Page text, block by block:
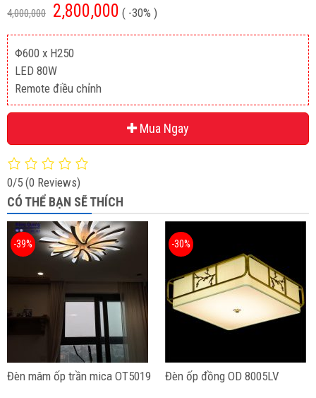
4,000,000 2,800,000 ( -30% )
Φ600 x H250
LED 80W
Remote điều chỉnh
Mua Ngay
0/5 (0 Reviews)
CÓ THỂ BẠN SẼ THÍCH
Đèn mâm ốp trần mica OT5019
-39%
Đèn ốp đồng OD 8005LV
-30%